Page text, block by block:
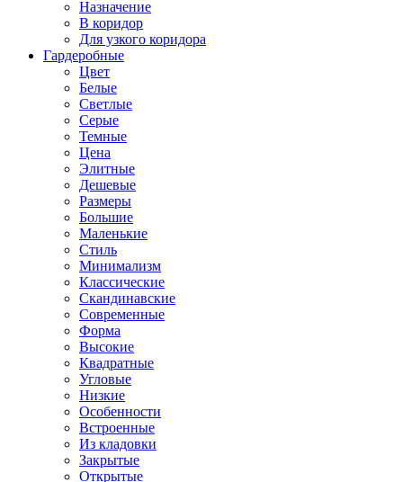
Назначение
В коридор
Для узкого коридора
Гардеробные
Цвет
Белые
Светлые
Серые
Темные
Цена
Элитные
Дешевые
Размеры
Большие
Маленькие
Стиль
Минимализм
Классические
Скандинавские
Современные
Форма
Высокие
Квадратные
Угловые
Низкие
Особенности
Встроенные
Из кладовки
Закрытые
Открытые